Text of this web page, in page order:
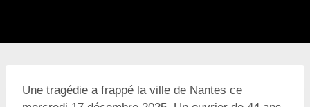
Une tragédie a frappé la ville de Nantes ce